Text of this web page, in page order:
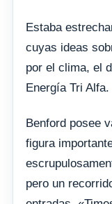
Estaba
cuyas ideas
por el clima, el
Energía Tri Alfa.
Benford posee
figura
pero un